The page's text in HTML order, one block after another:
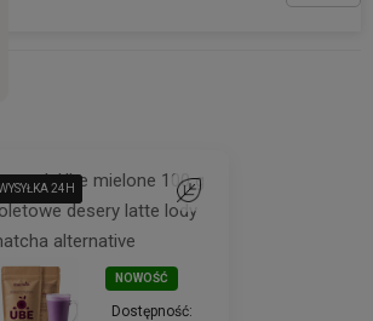
Ube mielone 100 g
desery latte lody
alternative
NOWOŚĆ
24H
24H
24H
Dostępność:
Do ulubionych